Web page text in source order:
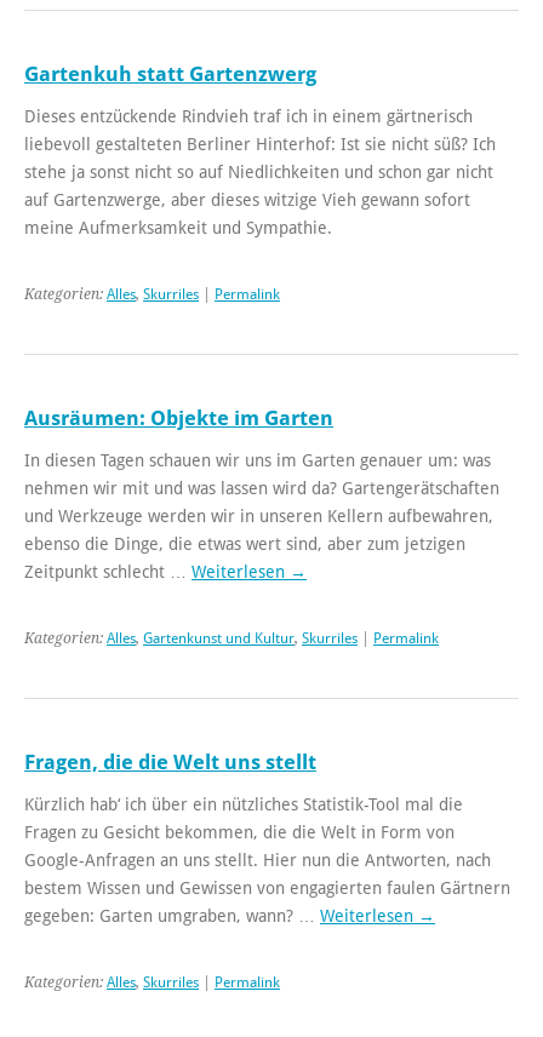
Gartenkuh statt Gartenzwerg
Dieses entzückende Rindvieh traf ich in einem gärtnerisch
liebevoll gestalteten Berliner Hinterhof: Ist sie nicht süß? Ich
stehe ja sonst nicht so auf Niedlichkeiten und schon gar nicht
auf Gartenzwerge, aber dieses witzige Vieh gewann sofort
meine Aufmerksamkeit und Sympathie.
Kategorien: Alles, Skurriles Permalink
Ausräumen: Objekte im Garten
In diesen Tagen schauen wir uns im Garten genauer um: was
nehmen wir mit und was lassen wird da? Gartengerätschaften
und Werkzeuge werden wir in unseren Kellern aufbewahren,
ebenso die Dinge, die etwas wert sind, aber zum jetzigen
Zeitpunkt schlecht … Weiterlesen →
Kategorien: Alles, Gartenkunst und Kultur, Skurriles Permalink
Fragen, die die Welt uns stellt
Kürzlich hab‘ ich über ein nützliches Statistik-Tool mal die
Fragen zu Gesicht bekommen, die die Welt in Form von
Google-Anfragen an uns stellt. Hier nun die Antworten, nach
bestem Wissen und Gewissen von engagierten faulen Gärtnern
gegeben: Garten umgraben, wann? … Weiterlesen →
Kategorien: Alles, Skurriles Permalink